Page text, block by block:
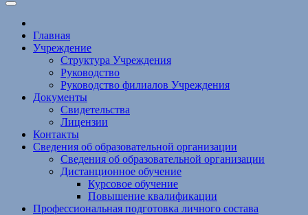
Главная
Учреждение
Структура Учреждения
Руководство
Руководство филиалов Учреждения
Документы
Свидетельства
Лицензии
Контакты
Сведения об образовательной организации
Сведения об образовательной организации
Дистанционное обучение
Курсовое обучение
Повышение квалификации
Профессиональная подготовка личного состава